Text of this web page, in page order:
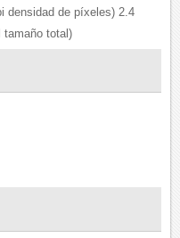
densidad de píxeles) 2.4
tamaño total)